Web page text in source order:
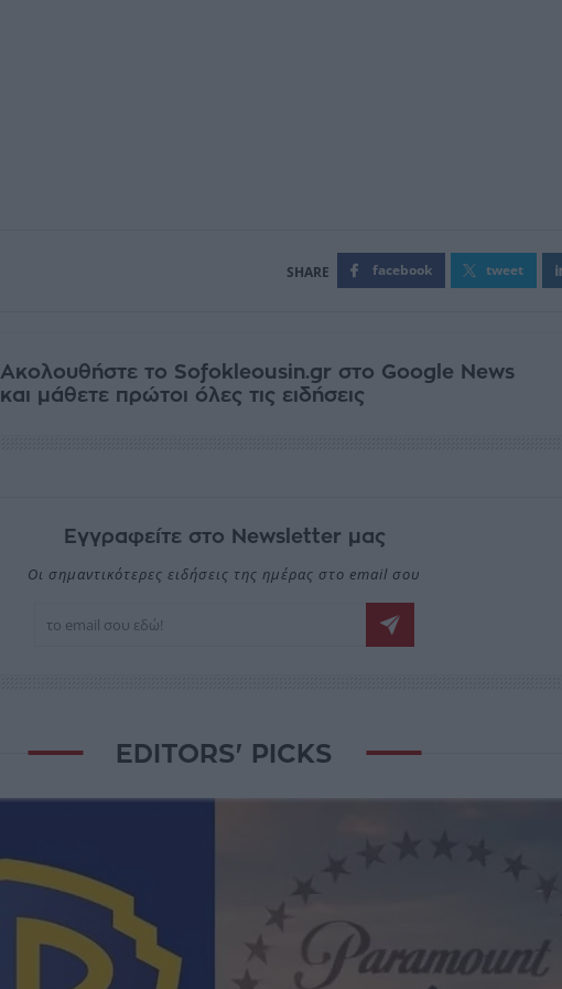
facebook tweet
Ακολουθήστε το Sofokleousin.gr στο Google News
και μάθετε πρώτοι όλες τις ειδήσεις
Εγγραφείτε στο Newsletter μας
Οι σημαντικότερες ειδήσεις της ημέρας στο email σου
EDITORS' PICKS